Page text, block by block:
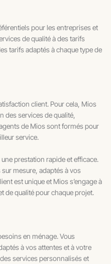
pour les entreprises et
de qualité à des tarifs
tarifs adaptés à chaque type de
client. Pour cela, Mios
des services de qualité,
de Mios sont formés pour
service.
prestation rapide et efficace.
mesure, adaptés à vos
est unique et Mios s’engage à
de qualité pour chaque projet.
en ménage. Vous
à vos attentes et à votre
services personnalisés et